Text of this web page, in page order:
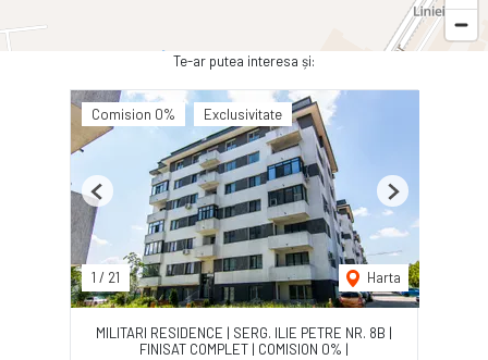
Te-ar putea interesa și:
Comision 0% Exclusivitate
1 / 21 Harta
Previous Next
MILITARI RESIDENCE | SERG. ILIE PETRE NR. 8B |
FINISAT COMPLET | COMISION 0% |